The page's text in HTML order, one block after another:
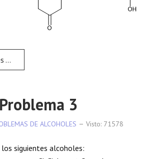
3
DE ALCOHOLES Visto: 71578
siguientes alcoholes: